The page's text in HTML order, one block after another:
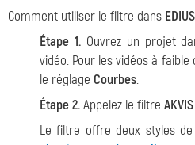
Comment utiliser le filtre dans
Étape 1.Ouvrez un projet
vidéo. Pour les vidéos à
le réglage Courbes.
Étape 2.Appelez le filtre
Le filtre offre deux styles